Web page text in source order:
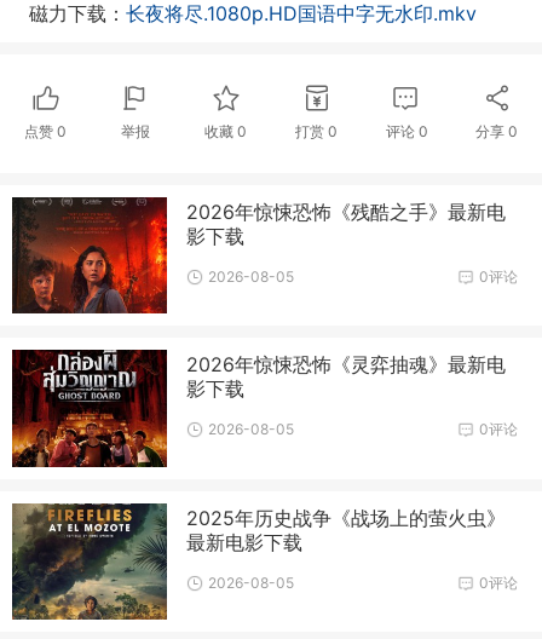
磁力下载： 长夜将尽.1080p.HD国语中字无水印.mkv
点赞 0 举报 收藏0 打赏 0 评论 0 分享0
2026年惊悚恐怖《残酷之手》最新电
影下载
0评论
2026-08-05
2026年惊悚恐怖《灵弈抽魂》最新电
影下载
0评论
2026-08-05
2025年历史战争《战场上的萤火虫》
最新电影下载
0评论
2026-08-05